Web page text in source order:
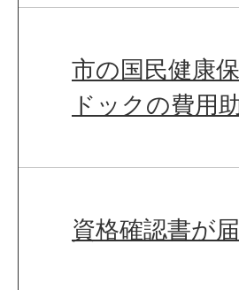
市の国民健康
ドックの費用
資格確認書が